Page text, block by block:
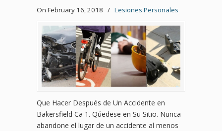
On February 16, 2018 / Lesiones Personales
Que Hacer Después de Un Accidente en
Bakersfield Ca 1. Qúedese en Su Sitio. Nunca
abandone el lugar de un accidente al menos